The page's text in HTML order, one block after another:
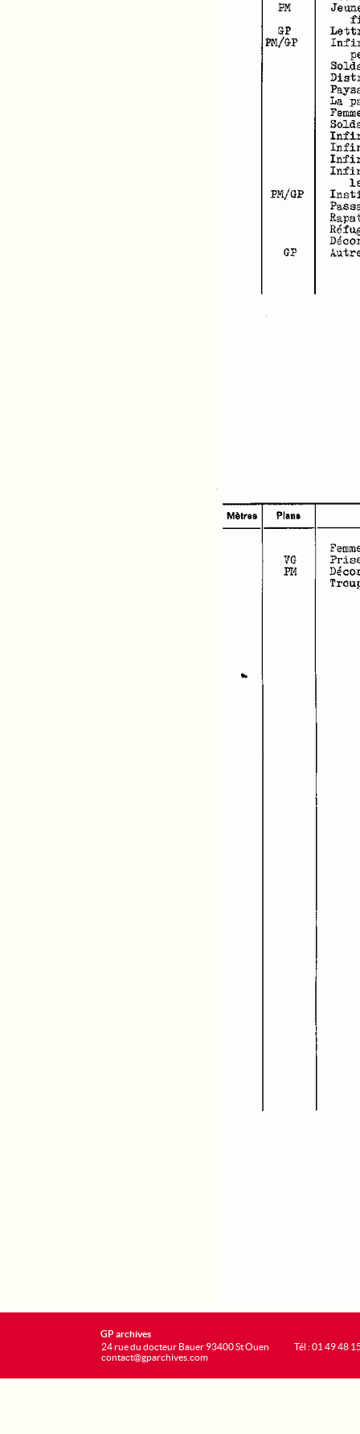
GP archives
24 rue du docteur Bauer 93400 St Ouen
contact@gparchives.com
Tél : 01 49 48